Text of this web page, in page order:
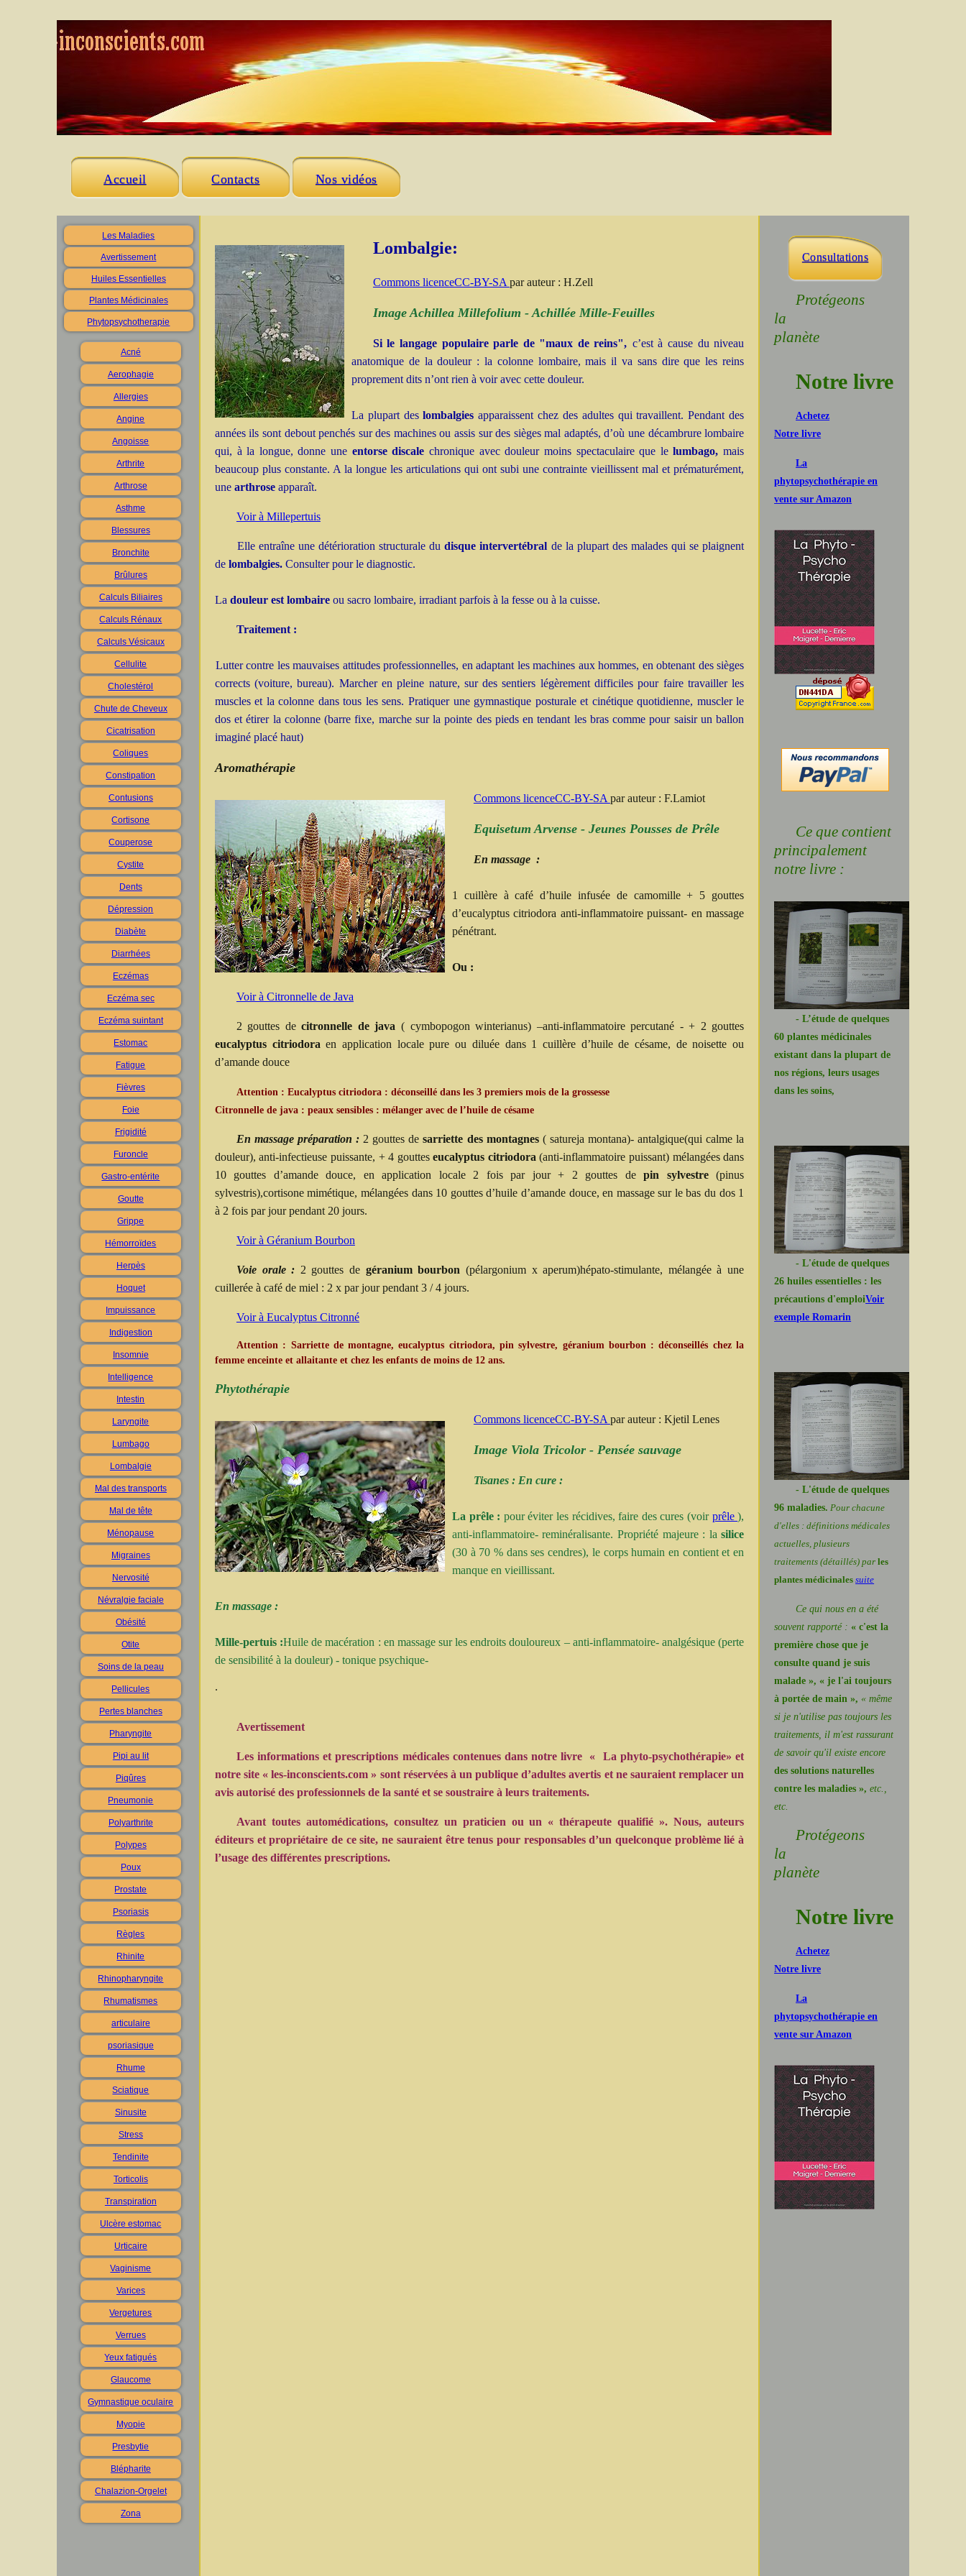
Accueil Contacts Nos vidéos
Les Maladies
Avertissement
Huiles Essentielles
Plantes Médicinales
Phytopsychotherapie
Acné
Aerophagie
Allergies
Angine
Angoisse
Arthrite
Arthrose
Asthme
Blessures
Bronchite
Brûlures
Calculs Biliaires
Calculs Rénaux
Calculs Vésicaux
Cellulite
Cholestérol
Chute de Cheveux
Cicatrisation
Coliques
Constipation
Contusions
Cortisone
Couperose
Cystite
Dents
Dépression
Diabète
Diarrhées
Eczémas
Eczéma sec
Eczéma suintant
Estomac
Fatigue
Fièvres
Foie
Frigidité
Furoncle
Gastro-entérite
Goutte
Grippe
Hémorroïdes
Herpès
Hoquet
Impuissance
Indigestion
Insomnie
Intelligence
Intestin
Laryngite
Lumbago
Lombalgie
Mal des transports
Mal de tête
Ménopause
Migraines
Nervosité
Névralgie faciale
Obésité
Otite
Soins de la peau
Pellicules
Pertes blanches
Pharyngite
Pipi au lit
Piqûres
Pneumonie
Polyarthrite
Polypes
Poux
Prostate
Psoriasis
Règles
Rhinite
Rhinopharyngite
Rhumatismes
articulaire
psoriasique
Rhume
Sciatique
Sinusite
Stress
Tendinite
Torticolis
Transpiration
Ulcère estomac
Urticaire
Vaginisme
Varices
Vergetures
Verrues
Yeux fatigués
Glaucome
Gymnastique oculaire
Myopie
Presbytie
Blépharite
Chalazion-Orgelet
Zona
Consultations
Protégeons
la
planète
Notre livre
Achetez
Notre livre
La
phytopsychothérapie en
vente sur Amazon
Ce que contient
principalement
notre livre :
- L’étude de quelques
60 plantes médicinales
existant dans la plupart de
nos régions, leurs usages
dans les soins,
- L'étude de quelques
26 huiles essentielles :les
précautions d'emploiVoir
exemple Romarin
- L'étude de quelques
96 maladies. Pour chacune
d'elles : définitions médicales
actuelles, plusieurs
traitements (détaillés) parles
plantes médicinalessuite
Ce qui nous en a été
souvent rapporté :« c'est la
première chose que je
consulte quand je suis
malade », « je l'ai toujours
à portée de main », « même
si je n'utilise pas toujours les
traitements, il m'est rassurant
de savoir qu'il existe encore
des solutions naturelles
contre les maladies », etc.,
etc.
Protégeons
la
planète
Notre livre
Achetez
Notre livre
La
phytopsychothérapie en
vente sur Amazon
Lombalgie:
Commons licenceCC-BY-SA par auteur : H.Zell
Image Achillea Millefolium - Achillée Mille-Feuilles
Si le langage populaire parle de "maux de reins", c’est à cause du niveau
anatomique de la douleur : la colonne lombaire, mais il va sans dire que les reins
proprement dits n’ont rien à voir avec cette douleur.
La plupart deslombalgies apparaissent chez des adultes qui travaillent. Pendant des
années ils sont debout penchés sur des machines ou assis sur des sièges mal adaptés, d’où une décambrure lombaire
qui, à la longue, donne une entorse discalechronique avec douleur moins spectaculaire que lelumbago, mais
beaucoup plus constante. A la longue les articulations qui ont subi une contrainte vieillissent mal et prématurément,
une arthrose apparaît.
Voir à Millepertuis
Elle entraîne une détérioration structurale dudisque intervertébral de la plupart des malades qui se plaignent
de lombalgies. Consulter pour le diagnostic.
La douleur est lombaire ou sacro lombaire, irradiant parfois à la fesse ou à la cuisse.
Traitement :
Lutter contre les mauvaises attitudes professionnelles, en adaptant les machines aux hommes, en obtenant des sièges
corrects (voiture, bureau). Marcher en pleine nature, sur des sentiers légèrement difficiles pour faire travailler les
muscles et la colonne dans tous les sens. Pratiquer une gymnastique posturale et cinétique quotidienne, muscler le
dos et étirer la colonne (barre fixe, marche sur la pointe des pieds en tendant les bras comme pour saisir un ballon
imaginé placé haut)
Aromathérapie
Commons licenceCC-BY-SA par auteur : F.Lamiot
Equisetum Arvense - Jeunes Pousses de Prêle
En massage :
1 cuillère à café d’huile infusée de camomille + 5 gouttes
d’eucalyptus citriodora anti-inflammatoire puissant- en massage
pénétrant.
Ou :
Voir à Citronnelle de Java
2 gouttes decitronnelle de java ( cymbopogon winterianus) –anti-inflammatoire percutané - + 2 gouttes
eucalyptus citriodoraen application locale pure ou diluée dans 1 cuillère d’huile de césame, de noisette ou
d’amande douce
Attention : Eucalyptus citriodora : déconseillé dans les 3 premiers mois de la grossesse
Citronnelle de java : peaux sensibles : mélanger avec de l’huile de césame
En massage préparation : 2 gouttes de sarriette des montagnes( satureja montana)- antalgique(qui calme la
douleur), anti-infectieuse puissante, + 4 goutteseucalyptus citriodora (anti-inflammatoire puissant) mélangées dans
10 gouttes d’amande douce, en application locale 2 fois par jour + 2 gouttes depin sylvestre(pinus
sylvestris),cortisone mimétique, mélangées dans 10 gouttes d’huile d’amande douce, en massage sur le bas du dos 1
à 2 fois par jour pendant 20 jours.
Voir à Géranium Bourbon
Voie orale : 2 gouttes de géranium bourbon (pélargonium x aperum)hépato-stimulante, mélangée à une
cuillerée à café de miel : 2 x par jour pendant 3 / 4 jours.
Voir à Eucalyptus Citronné
Attention : Sarriette de montagne, eucalyptus citriodora, pin sylvestre, géranium bourbon : déconseillés chez la
femme enceinte et allaitante et chez les enfants de moins de 12 ans.
Phytothérapie
Commons licenceCC-BY-SA par auteur : Kjetil Lenes
Image Viola Tricolor - Pensée sauvage
Tisanes : En cure :
La prêle : pour éviter les récidives, faire des cures (voir prêle),
anti-inflammatoire- reminéralisante. Propriété majeure : lasilice
(30 à 70 % dans ses cendres), le corps humain en contient et en
manque en vieillissant.
En massage :
Mille-pertuis :Huile de macération : en massage sur les endroits douloureux – anti-inflammatoire- analgésique (perte
de sensibilité à la douleur) - tonique psychique-
.
Avertissement
Les informations et prescriptions médicales contenues dans notre livre « La phyto-psychothérapie» et
notre site « les-inconscients.com » sont réservées à un publique d’adultes avertis et ne sauraient remplacer un
avis autorisé des professionnels de la santé et se soustraire à leurs traitements.
Avant toutes automédications, consultez un praticien ou un « thérapeute qualifié ». Nous, auteurs
éditeurs et propriétaire de ce site, ne sauraient être tenus pour responsables d’un quelconque problème lié à
l’usage des différentes prescriptions.